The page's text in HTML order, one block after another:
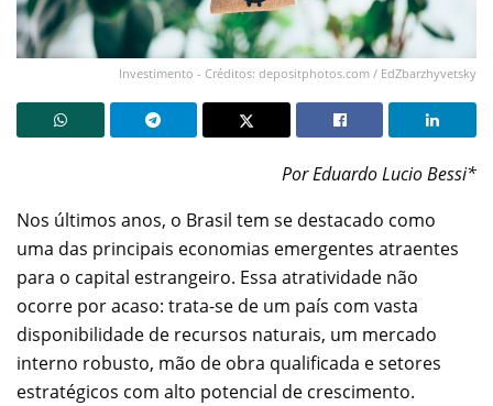
Investimento - Créditos: depositphotos.com / EdZbarzhyvetsky
Por Eduardo Lucio Bessi*
Nos últimos anos, o Brasil tem se destacado como
uma das principais economias emergentes atraentes
para o capital estrangeiro. Essa atratividade não
ocorre por acaso: trata-se de um país com vasta
disponibilidade de recursos naturais, um mercado
interno robusto, mão de obra qualificada e setores
estratégicos com alto potencial de crescimento.